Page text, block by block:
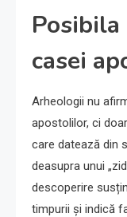
casei
Arheologii nu
apostolilor, ci
care datează din
deasupra unui
descoperire
timpurii și indică